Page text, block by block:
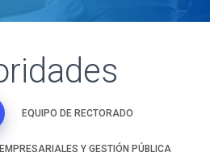
EQUIPO DE RECTORADO
Y GESTIÓN PÚBLICA